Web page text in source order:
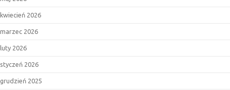
kwiecień 2026
marzec 2026
luty 2026
styczeń 2026
grudzień 2025